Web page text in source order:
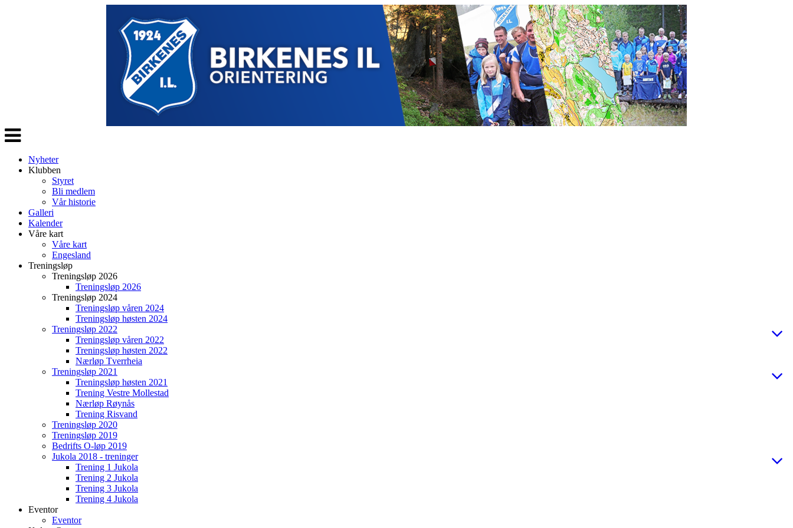
Veksle
navigasjon
Nyheter
Klubben
Styret
Bli medlem
Vår historie
Galleri
Kalender
Våre kart
Våre kart
Engesland
Treningsløp
Treningsløp 2026
Treningsløp 2026
Treningsløp 2024
Treningsløp våren 2024
Treningsløp høsten 2024
Treningsløp 2022
Treningsløp våren 2022
Treningsløp høsten 2022
Nærløp Tverrheia
Treningsløp 2021
Treningsløp høsten 2021
Trening Vestre Mollestad
Nærløp Røynås
Trening Risvand
Treningsløp 2020
Treningsløp 2019
Bedrifts O-løp 2019
Jukola 2018 - treninger
Trening 1 Jukola
Trening 2 Jukola
Trening 3 Jukola
Trening 4 Jukola
Eventor
Eventor